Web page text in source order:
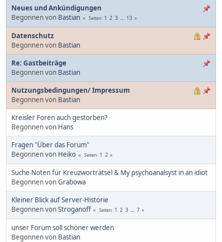
Neues und Ankündigungen
Begonnen von Bastian Seiten 1 2 3 ... 13
Datenschutz
Begonnen von Bastian
Re: Gastbeiträge
Begonnen von Bastian
Nutzungsbedingungen/ Impressum
Begonnen von Bastian
Kreisler Foren auch gestorben?
Begonnen von Hans
Fragen "Über das Forum"
Begonnen von Heiko Seiten 1 2
Suche Noten für Kreuzworträtsel & My psychoanalsyst in an idiot
Begonnen vonGrabowa
Kleiner Blick auf Server-Historie
Begonnen vonStroganoff Seiten 1 2 3 ... 7
unser Forum soll schöner werden
Begonnen von Bastian